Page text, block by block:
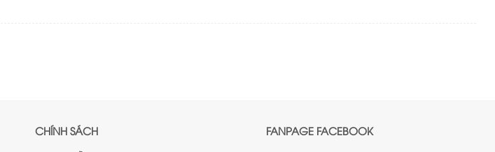
CHÍNH SÁCH FANPAGE FACEBOOK